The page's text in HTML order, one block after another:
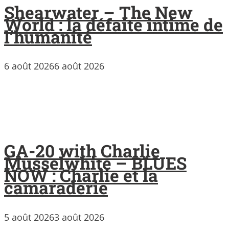
Shearwater – The New
World : la défaite intime de
l’humanité
6 août 20266 août 2026
GA-20 with Charlie
Musselwhite – BLUES
NOW : Charlie et la
camaraderie
5 août 20263 août 2026